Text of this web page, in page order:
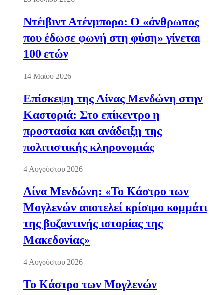
Ντέιβιντ Ατένμπορο: Ο «άνθρωπος
που έδωσε φωνή στη φύση» γίνεται
100 ετών
14 Μαΐου 2026
Επίσκεψη της Λίνας Μενδώνη στην
Καστοριά: Στο επίκεντρο η
προστασία και ανάδειξη της
πολιτιστικής κληρονομιάς
4 Αυγούστου 2026
Λίνα Μενδώνη: «Το Κάστρο των
Μογλενών αποτελεί κρίσιμο κομμάτι
της βυζαντινής ιστορίας της
Μακεδονίας»
4 Αυγούστου 2026
Το Κάστρο των Μογλενών